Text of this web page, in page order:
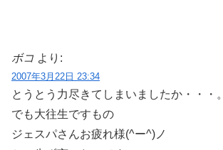
ボコ より:
2007年3月22日 23:34
とうとう力尽きてしまいましたか・・・。
でも大往生ですもの
ジェスパさんお疲れ様(^ー^)ノ